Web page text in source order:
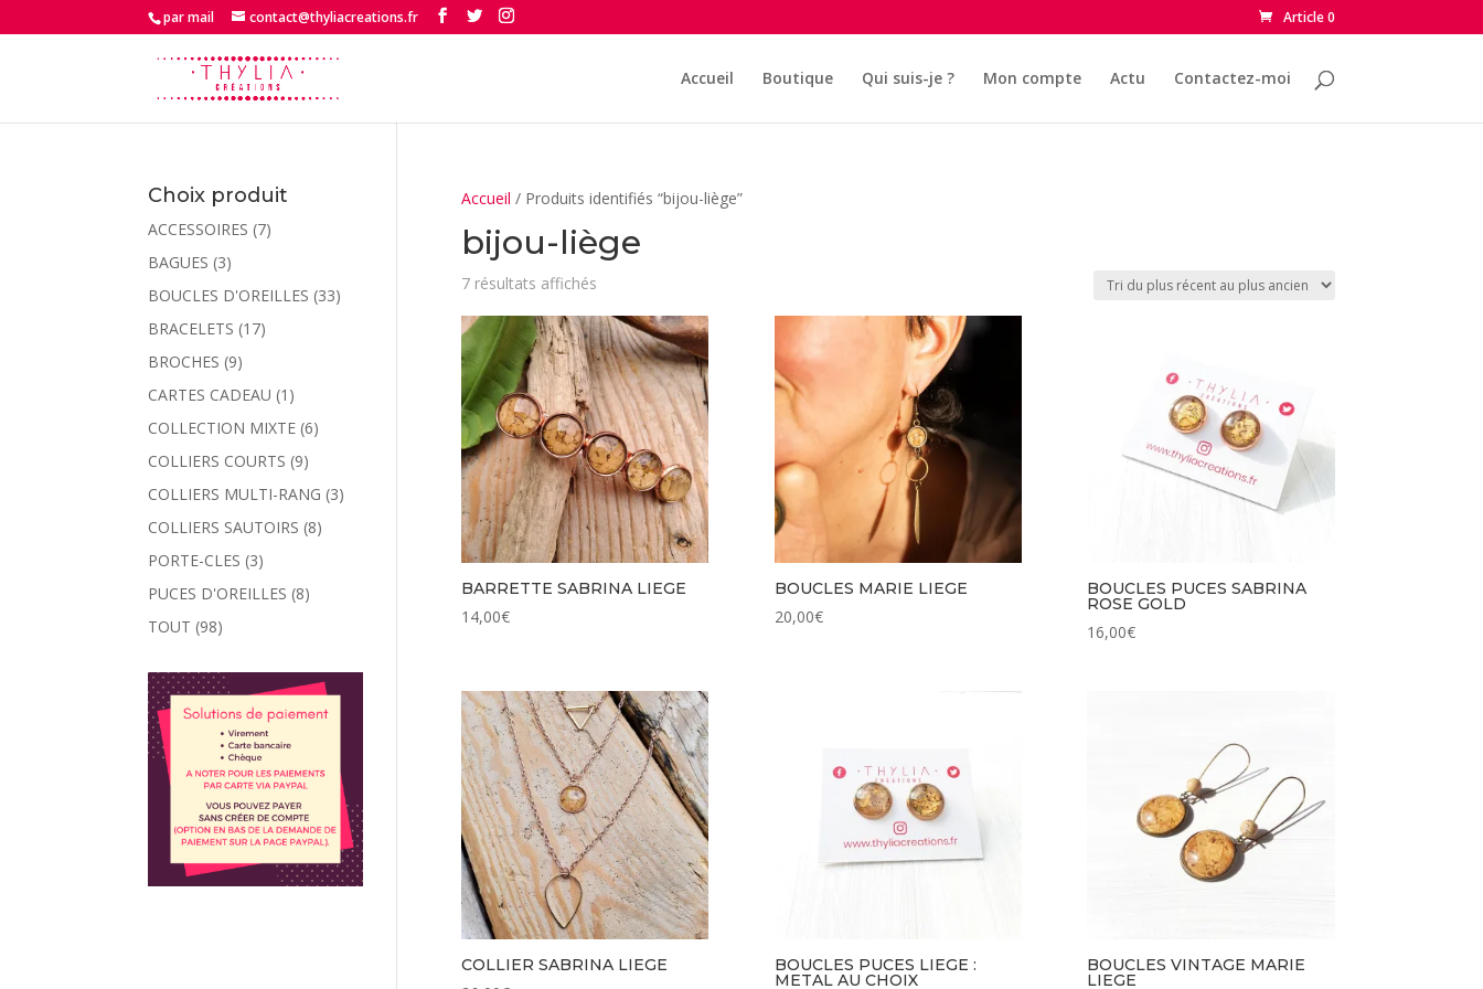
par mail contact@thyliacreations.fr Article 0
Accueil Boutique Qui suis-je ? Mon compte Actu Contactez-moi
Accueil / Produits identifiés “bijou-liège”
bijou-liège
7 résultats affichésTrié
plus
récent
au
plus
ancien
BARRETTE SABRINA LIEGE
14,00€
BOUCLES MARIE LIEGE
20,00€
BOUCLES PUCES SABRINA
ROSE GOLD
16,00€
COLLIER SABRINA LIEGE BOUCLES PUCES LIEGE :
METAL AU CHOIX
BOUCLES VINTAGE MARIE
LIEGE
Choix produit
ACCESSOIRES (7)
BAGUES (3)
BOUCLES D'OREILLES (33)
BRACELETS (17)
BROCHES (9)
CARTES CADEAU (1)
COLLECTION MIXTE (6)
COLLIERS COURTS (9)
COLLIERS MULTI-RANG (3)
COLLIERS SAUTOIRS (8)
PORTE-CLES (3)
PUCES D'OREILLES (8)
TOUT (98)